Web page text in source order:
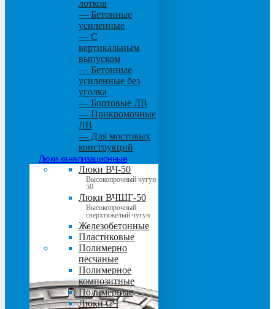
лотков
— Бетонные
усиленные
— С
вертикальным
выпуском
— Бетонные
усиленные без
уголка
— Бортовые ЛВ
— Прикромочные
ЛВ
— Для мостовых
конструкций
Люки канализационные
Люки ВЧ-50
Высокопрочный чугун
50
Люки ВЧШГ-50
Высокопрочный
сверхтяжелый чугун
Железобетонные
Пластиковые
Полимерно
песчаные
Полимерное
композитные
Полимерные
Люки СЧ